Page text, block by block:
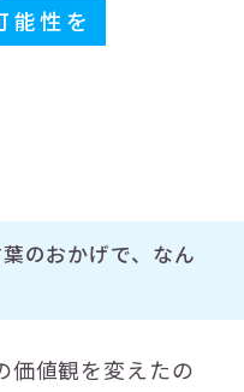
能性を
のおかげで、なん
値観を変えたの